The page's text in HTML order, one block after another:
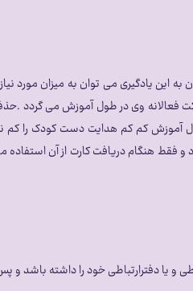
یادگیری می توان به میزان مورد
فعالانه وی در طول آموزش می گردد
کم کم هدایت دست کودک را کم
و فقط هنگام دریافت کارت از آن
و یا دفترارتباطی خود را داشته باشد